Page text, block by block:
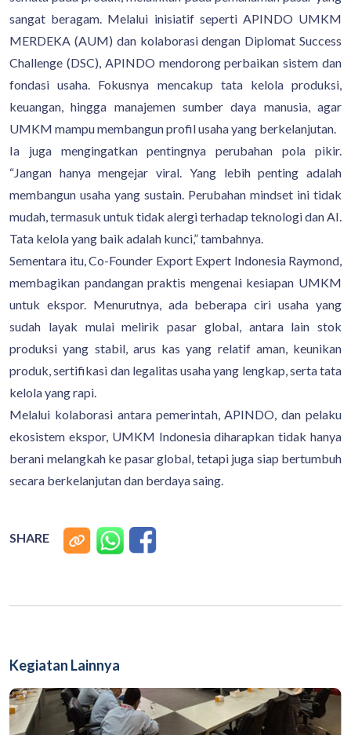
sangat beragam. Melalui inisiatif seperti APINDO UMKM
MERDEKA (AUM) dan kolaborasi dengan Diplomat Success
Challenge (DSC), APINDO mendorong perbaikan sistem dan
fondasi usaha. Fokusnya mencakup tata kelola produksi,
keuangan, hingga manajemen sumber daya manusia, agar
UMKM mampu membangun profil usaha yang berkelanjutan.
Ia juga mengingatkan pentingnya perubahan pola pikir.
“Jangan hanya mengejar viral. Yang lebih penting adalah
membangun usaha yang sustain. Perubahan mindset ini tidak
mudah, termasuk untuk tidak alergi terhadap teknologi dan AI.
Tata kelola yang baik adalah kunci,” tambahnya.
Sementara itu, Co-Founder Export Expert Indonesia Raymond,
membagikan pandangan praktis mengenai kesiapan UMKM
untuk ekspor. Menurutnya, ada beberapa ciri usaha yang
sudah layak mulai melirik pasar global, antara lain stok
produksi yang stabil, arus kas yang relatif aman, keunikan
produk, sertifikasi dan legalitas usaha yang lengkap, serta tata
kelola yang rapi.
Melalui kolaborasi antara pemerintah, APINDO, dan pelaku
ekosistem ekspor, UMKM Indonesia diharapkan tidak hanya
berani melangkah ke pasar global, tetapi juga siap bertumbuh
secara berkelanjutan dan berdaya saing.
SHARE
Kegiatan Lainnya